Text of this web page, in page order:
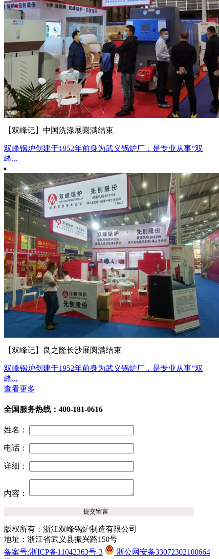
【双峰记】中国洗涤展圆满结束
双峰锅炉创建于1952年前身为武义锅炉厂，是专业从事“双
峰...
【双峰记】良之隆长沙展圆满结束
双峰锅炉创建于1952年前身为武义锅炉厂，是专业从事“双
峰...
查看更多
全国服务热线：400-181-0616
姓名：
电话：
详细：
内容：
版权所有：浙江双峰锅炉制造有限公司
地址：浙江省武义县振兴路150号
备案号:浙ICP备11042363号-3
浙公网安备33072302100664